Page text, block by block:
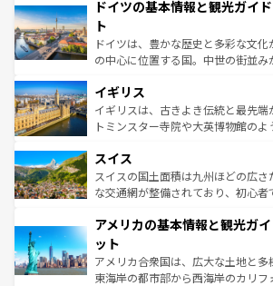
せる。地方によって風土や気候が異
ンテンツ一覧 を参照してほしい。
で、幅広い魅力が詰まっている。華
聖堂、美しいビーチ、そして豊かな
から魅了する。また、フランスは美
れ、フランス料理はユネスコ無形文
香り高いラベンダー畑など、多彩な
らに、パリ以外の地域にも魅力が
も豊かな歴史と文化が息づいている
を参照してほしい。
ドイツの基本情報と観光ガイ
ト
ドイツは、豊かな歴史と多彩な文
の中心に位置する国。中世の街並み
顔を持つこの国は、どこを歩いても
ルリンの文化的活気、バイエルン州
してライン川沿いのワイン畑といっ
は、お酒好きな人にはぜひ体験してほしい。 な
ドイツ情報はコンテンツ一覧を参照
イギリス
イギリスは、古きよき伝統と最先端
トミンスター寺院や大英博物館のよ
リアごとに異なる魅力がある。また
ティー、ビール好きにはたまらな
戦など、本場だからこそできる体験
ンツ一覧を参照してほしい。
スイス
スイスの国土面積は九州ほどの広
な交通網が整備されており、初心者
の建物がそのまま残る町や、スイス
博物館もあり、アルプス観光だけで
ことができる。国民の所得が高いた
者向けの交通パス提供のサービスも
アメリカの基本情報と観光ガ
ット
アメリカ合衆国は、広大な土地と多
東海岸の都市部から西海岸のカリフ